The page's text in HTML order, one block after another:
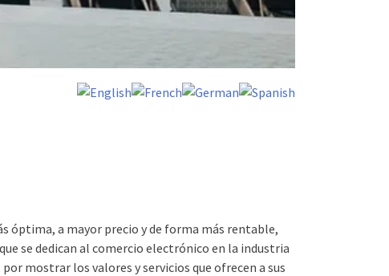
óptima, a mayor precio y de forma más rentable,
se dedican al comercio electrónico en la industria
mostrar los valores y servicios que ofrecen a sus